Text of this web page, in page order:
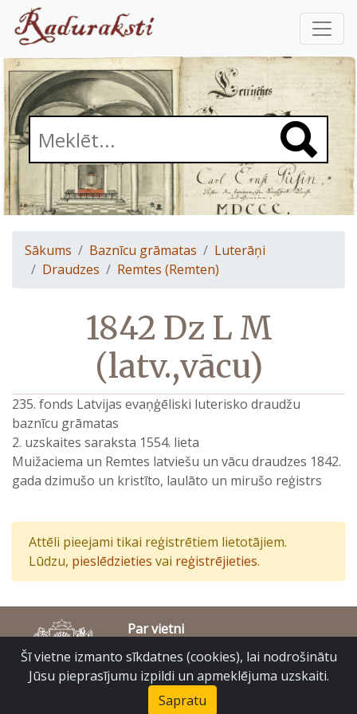
Sākums Baznīcu grāmatas
Luterāņi
Draudzes
Remtes (Remten)
1842 Dz L M
(latv.,vācu)
235. fonds Latvijas evaņģēliski luterisko draudžu
baznīcu grāmatas
2. uzskaites saraksta 1554. lieta
Muižaciema un Remtes latviešu un vācu draudzes 1842.
gada dzimušo un kristīto, laulāto un mirušo reģistrs
Attēli pieejami tikai reģistrētiem lietotājiem.
Lūdzu, pieslēdzieties vai reģistrējieties.
Par vietni
Piekļūstamības paziņojums
© Latvijas Valsts vēstures arhīvs 2007-2026
Slokas iela 16, Rīga, LV – 1048
Šī vietne izmanto sīkdatnes (cookies), lai nodrošinātu
Jūsu pieprasījumu izpildi un apmeklējuma uzskaiti.
Sapratu